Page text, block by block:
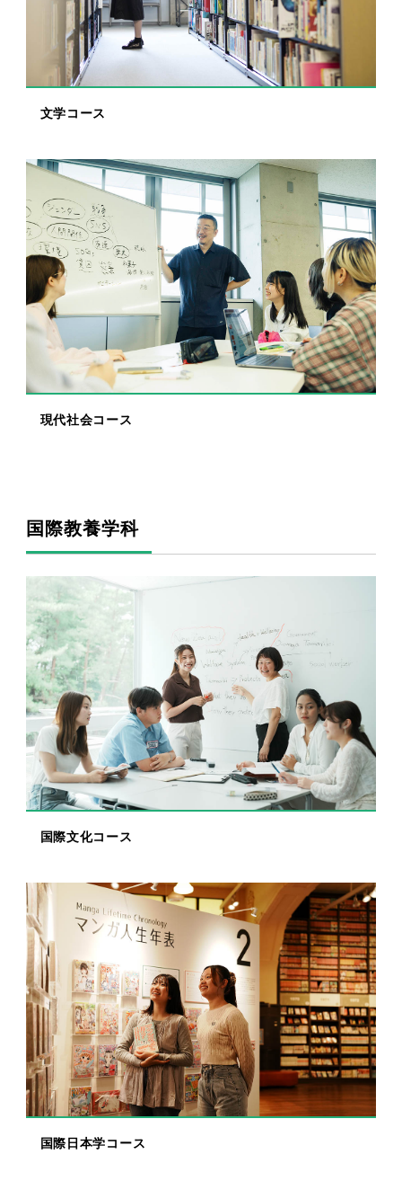
文学コース
現代社会コース
国際教養学科
国際文化コース
国際日本学コース